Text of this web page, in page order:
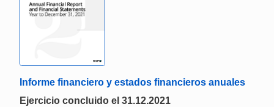
Informe financiero y estados financieros anuales
Ejercicio concluido el 31.12.2021